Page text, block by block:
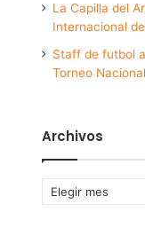
La Capilla del
Internacional
Staff de futbol
Torneo
Archivos
Archivos